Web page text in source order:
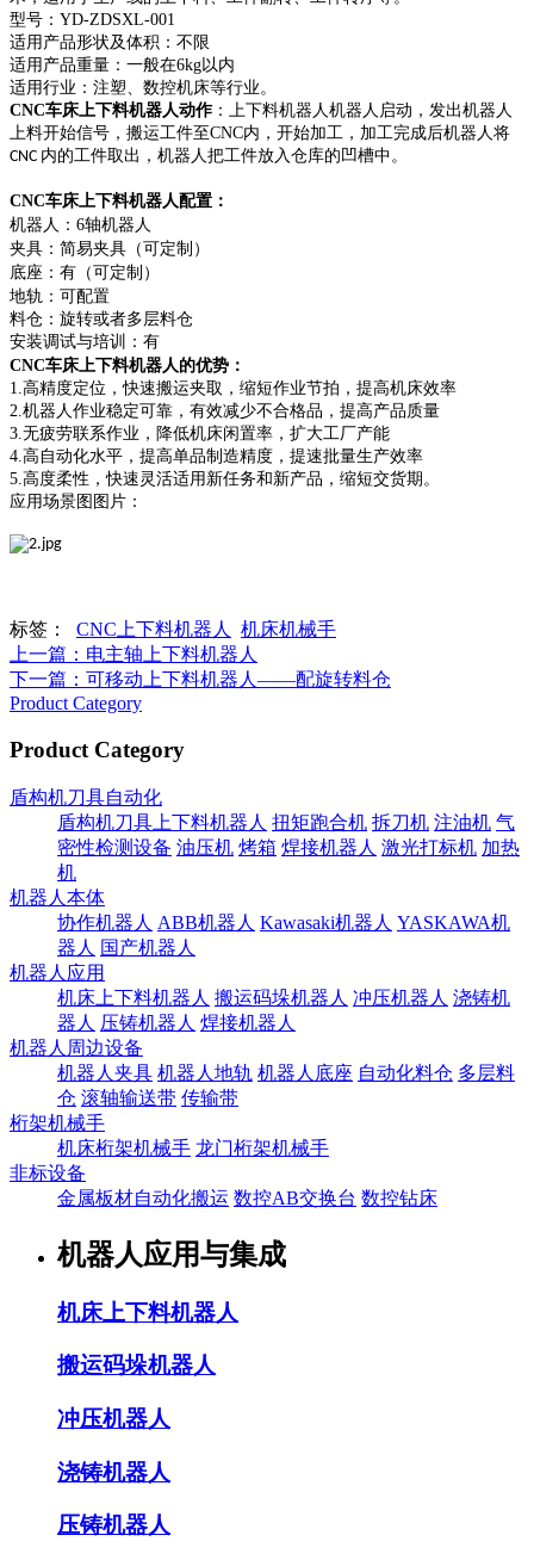
型号： YD-ZDSXL-001
适用产品形状及体积：不限
适用产品重量：一般在6kg以内
适用行业：注塑、数控机床等行业。
CNC车床上下料机器人动作：上下料机器人机器人启动，发出机器人
上料开始信号，搬运工件至CNC内，开始加工，加工完成后机器人将
CNC 内的工件取出，机器人把工件放入仓库的凹槽中。
CNC车床上下料机器人配置：
机器人： 6轴机器人
夹具： 简易夹具 （可定制）
底座：有 （可定制）
地轨：可配置
料仓：旋转或者多层料仓
安装调试与培训：有
CNC车床上下料机器人的优势：
1.高精度定位，快速搬运夹取，缩短作业节拍，提高机床效率
2.机器人作业稳定可靠，有效减少不合格品，提高产品质量
3.无疲劳联系作业，降低机床闲置率，扩大工厂产能
4.高自动化水平，提高单品制造精度，提速批量生产效率
5.高度柔性，快速灵活适用新任务和新产品，缩短交货期。
应用场景图图片：
标签： CNC上下料机器人
机床机械手
上一篇 ：电主轴上下料机器人
下一篇 ：可移动上下料机器人——配旋转料仓
Product Category
Product Category
盾构机刀具自动化
盾构机刀具上下料机器人 扭矩跑合机 拆刀机 注油机 气
密性检测设备 油压机 烤箱 焊接机器人 激光打标机 加热
机
机器人本体
协作机器人 ABB机器人 Kawasaki机器人 YASKAWA机
器人 国产机器人
机器人应用
机床上下料机器人 搬运码垛机器人 冲压机器人 浇铸机
器人 压铸机器人 焊接机器人
机器人周边设备
机器人夹具 机器人地轨 机器人底座 自动化料仓 多层料
仓 滚轴输送带 传输带
桁架机械手
机床桁架机械手 龙门桁架机械手
非标设备
金属板材自动化搬运 数控AB交换台 数控钻床
机器人应用与集成
机床上下料机器人
搬运码垛机器人
冲压机器人
浇铸机器人
压铸机器人